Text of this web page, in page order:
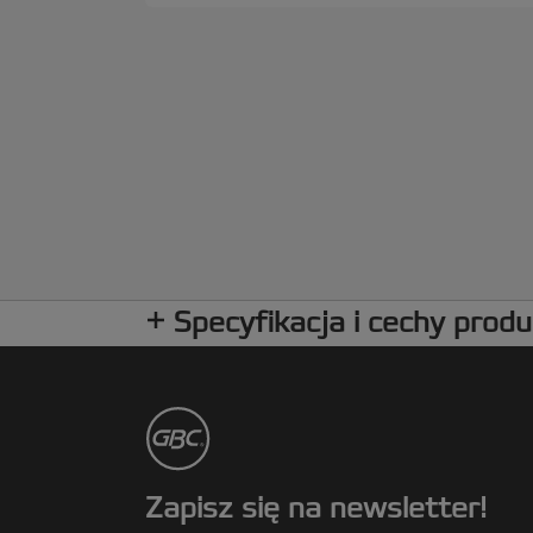
Specyfikacja i cechy
Zapisz się na newsletter!